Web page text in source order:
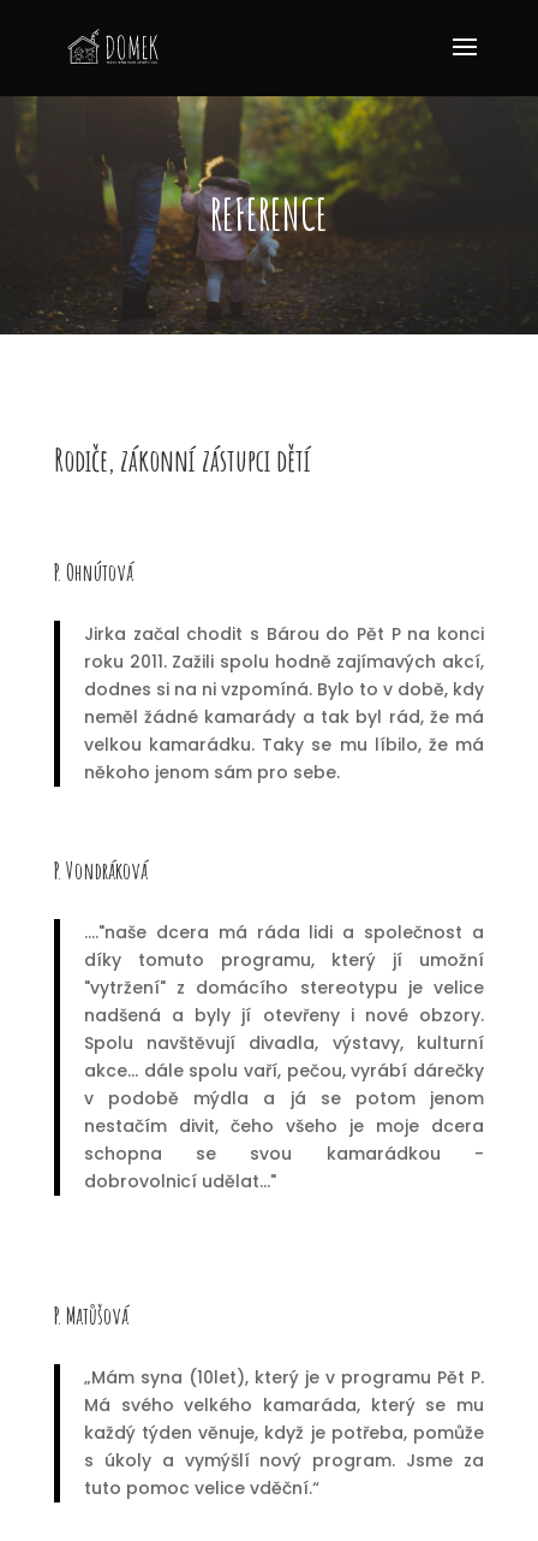
REFERENCE
Rodiče, zákonní zástupci dětí
P. Ohnútová
Jirka začal chodit s Bárou do Pět P na konci
roku 2011. Zažili spolu hodně zajímavých akcí,
dodnes si na ni vzpomíná. Bylo to v době, kdy
neměl žádné kamarády a tak byl rád, že má
velkou kamarádku. Taky se mu líbilo, že má
někoho jenom sám pro sebe.
P. Vondráková
...."naše dcera má ráda lidi a společnost a
díky tomuto programu, který jí umožní
"vytržení" z domácího stereotypu je velice
nadšená a byly jí otevřeny i nové obzory.
Spolu navštěvují divadla, výstavy, kulturní
akce... dále spolu vaří, pečou, vyrábí dárečky
v podobě mýdla a já se potom jenom
nestačím divit, čeho všeho je moje dcera
schopna se svou kamarádkou -
dobrovolnicí udělat..."
P. Matůšová
„Mám syna (10let), který je v programu Pět P.
Má svého velkého kamaráda, který se mu
každý týden věnuje, když je potřeba, pomůže
s úkoly a vymýšlí nový program. Jsme za
tuto pomoc velice vděční.“